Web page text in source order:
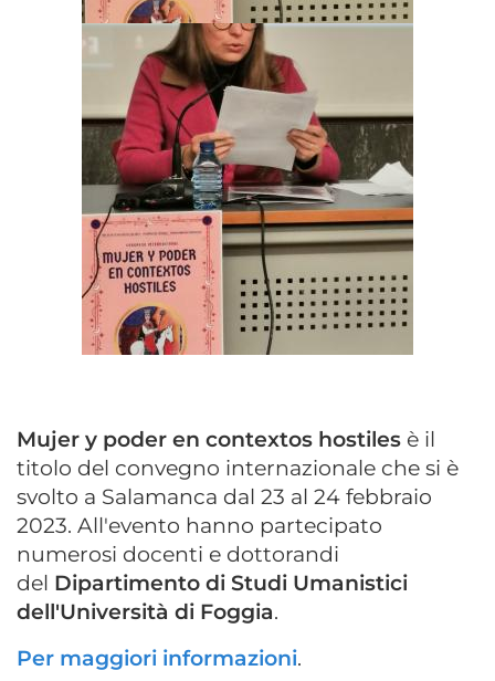
Mujer y poder en contextos hostiles è il
titolo del convegno internazionale che si è
svolto a Salamanca dal 23 al 24 febbraio
2023. All'evento hanno partecipato
numerosi docenti e dottorandi
del Dipartimento di Studi Umanistici
dell'Università di Foggia.
Per maggiori informazioni.